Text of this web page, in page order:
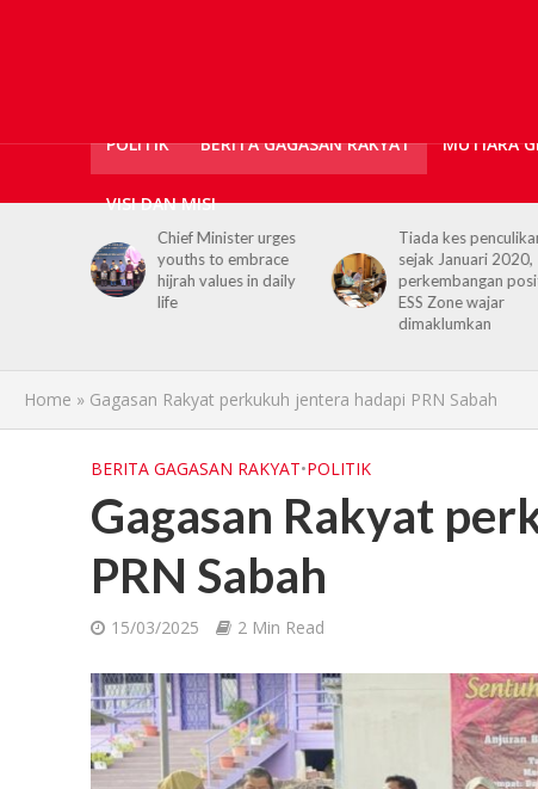
POLITIK BERITA GAGASAN RAKYAT MUTIARA
VISI DAN MISI
Tiada kes penculikan
sejak Januari 2020,
perkembangan positif
ESS Zone wajar
No kidnap-for-
ransom cases since
2020, Hajiji credits
Security Agencies
Home » Gagasan Rakyat perkukuh jentera hadapi PRN Sabah
BERITA GAGASAN RAKYAT•POLITIK
Gagasan Rakyat
PRN Sabah
15/03/2025 2 Min Read